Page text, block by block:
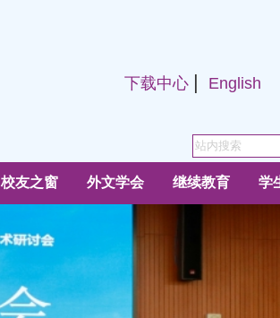
下载中心 | English
校友之窗 外文学会 继续教育 学